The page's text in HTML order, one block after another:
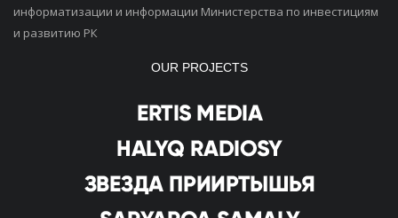
информатизации и информации Министерства по инвестициям
и развитию РК
OUR PROJECTS